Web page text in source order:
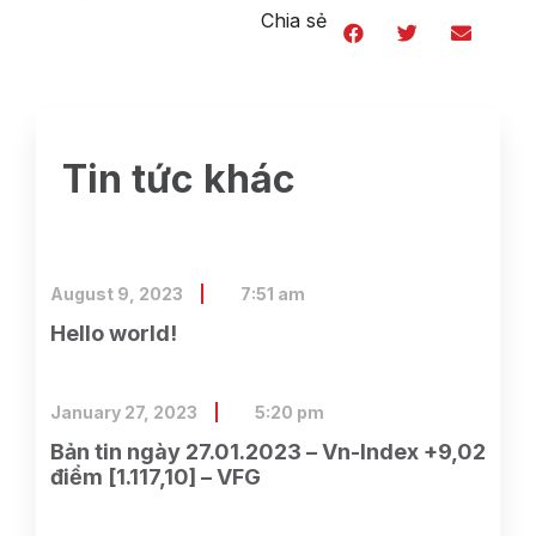
Chia sẻ
Tin tức khác
Hello world!
August 9, 2023 7:51 am
Bản tin ngày 27.01.2023 – Vn-Index +9,02
điểm [1.117,10] – VFG
January 27, 2023 5:20 pm